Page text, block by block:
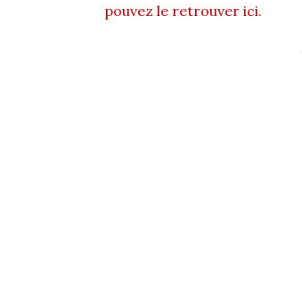
pouvez le retrouver ici.